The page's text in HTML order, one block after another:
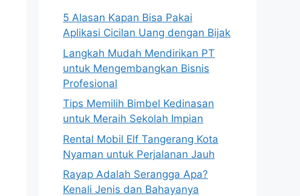
5 Alasan Kapan Bisa Pakai
Aplikasi Cicilan Uang dengan Bijak
Langkah Mudah Mendirikan PT
untuk Mengembangkan Bisnis
Profesional
Tips Memilih Bimbel Kedinasan
untuk Meraih Sekolah Impian
Rental Mobil Elf Tangerang Kota
Nyaman untuk Perjalanan Jauh
Rayap Adalah Serangga Apa?
Kenali Jenis dan Bahayanya